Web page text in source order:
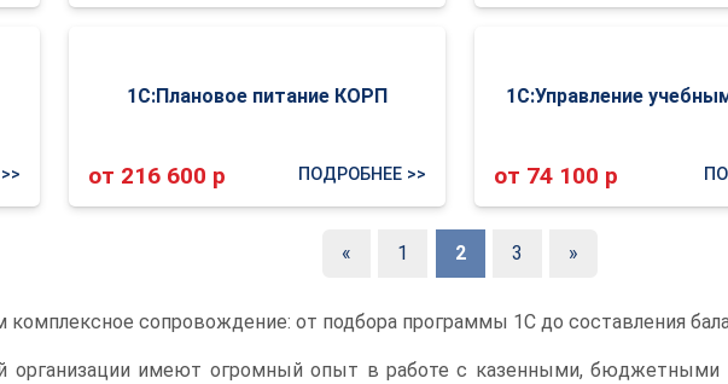
1С:Плановое питание КОРП
от 216 600 р ПОДРОБНЕЕ >>
1С:Управление
от 74 100 р
« 1 2 3 »
комплексное сопровождение: от подбора программы 1С до составления
организации имеют огромный опыт в работе с казенными,